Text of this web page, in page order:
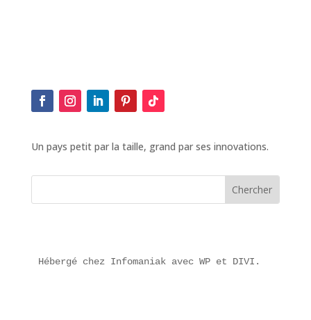
Un pays petit par la taille, grand par ses innovations.
Hébergé chez Infomaniak avec WP et DIVI.